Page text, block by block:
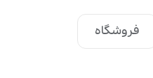
فروشگاه